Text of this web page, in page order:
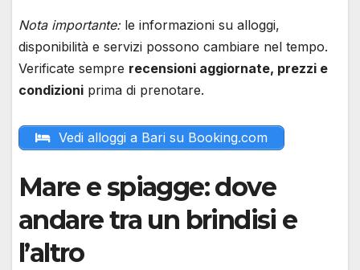
Nota importante:le informazioni su alloggi,
disponibilità e servizi possono cambiare nel tempo.
Verificate sempre recensioni aggiornate, prezzi e
condizioni prima di prenotare.
Vedi alloggi a Bari su Booking.com
Mare e spiagge: dove
andare tra un brindisi e
l’altro